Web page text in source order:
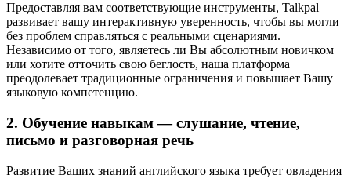
Предоставляя вам соответствующие инструменты, Talkpal
развивает вашу интерактивную уверенность, чтобы вы могли
без проблем справляться с реальными сценариями.
Независимо от того, являетесь ли Вы абсолютным новичком
или хотите отточить свою беглость, наша платформа
преодолевает традиционные ограничения и повышает Вашу
языковую компетенцию.
2. Обучение навыкам — слушание, чтение,
письмо и разговорная речь
Развитие Ваших знаний английского языка требует овладения